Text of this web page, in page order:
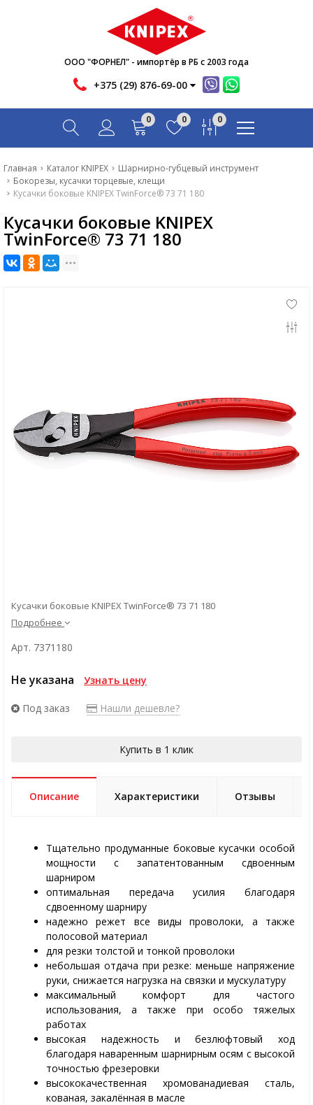
ООО "ФОРНЕЛ" - импортёр в РБ с 2003 года
+375 (29) 876-69-00
Каталог
Новости
Акции
0 0 0
Главная Каталог KNIPEX
Шарнирно-губцевый инструмент
Бокорезы, кусачки торцевые, клещи
Кусачки боковые KNIPEX TwinForce® 73 71 180
Кусачки боковые KNIPEX
TwinForce® 73 71 180
Кусачки боковые KNIPEX TwinForce® 73 71 180
Подробнее
Арт. 7371180
Не указана Узнать цену
Под заказ Нашли дешевле?
Купить в 1 клик
Описание Характеристики Отзывы
Тщательно продуманные боковые кусачки особой
мощности с запатентованным сдвоенным
шарниром
оптимальная передача усилия благодаря
сдвоенному шарниру
надежно режет все виды проволоки, а также
полосовой материал
для резки толстой и тонкой проволоки
небольшая отдача при резке: меньше напряжение
руки, снижается нагрузка на связки и мускулатуру
максимальный комфорт для частого
использования, а также при особо тяжелых
работах
высокая надежность и безлюфтовый ход
благодаря наваренным шарнирным осям с высокой
точностью фрезеровки
высококачественная хромованадиевая сталь,
кованая, закалённая в масле
Новости
Акции
Инфо
Контакты
Вопрос-ответ